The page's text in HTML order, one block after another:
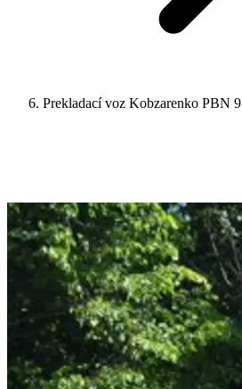
Prekladací voz Kobzarenko PBN 9